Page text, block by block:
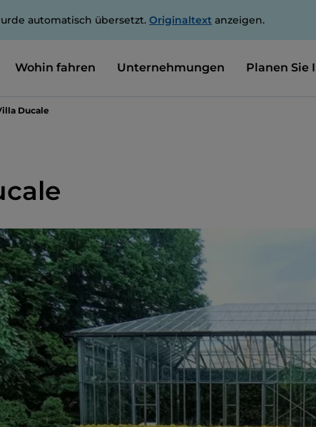
automatisch übersetzt. Originaltext anzeigen.
Wohin fahren Unternehmungen Planen Sie
Ducale